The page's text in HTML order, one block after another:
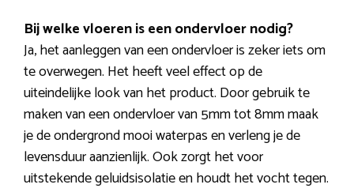
Bij welke vloeren is een ondervloer nodig?
Ja, het aanleggen van een ondervloer is zeker iets om
te overwegen. Het heeft veel effect op de
uiteindelijke look van het product. Door gebruik te
maken van een ondervloer van 5mm tot 8mm maak
je de ondergrond mooi waterpas en verleng je de
levensduur aanzienlijk. Ook zorgt het voor
uitstekende geluidsisolatie en houdt het vocht tegen.